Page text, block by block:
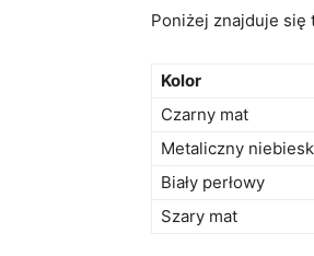
Poniżej znajduje się
Kolor
Czarny mat
Metaliczny
Biały perłowy
Szary mat